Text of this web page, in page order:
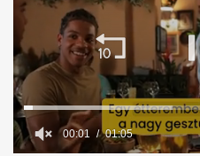
00:02 01:05